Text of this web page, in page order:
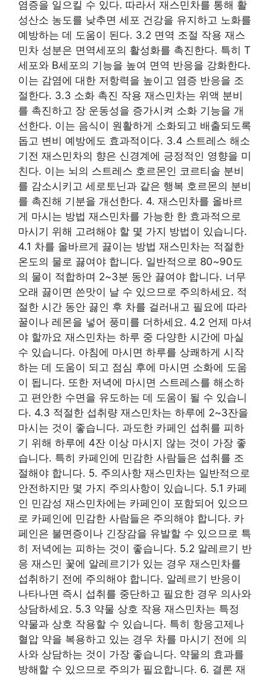
염증을 일으킬 수 있다. 따라서 재스민차를 통해 활
성산소 농도를 낮추면 세포 건강을 유지하고 노화를
예방하는 데 도움이 된다. 3.2 면역 조절 작용 재스
민차 성분은 면역세포의 활성화를 촉진한다. 특히 T
세포와 B세포의 기능을 높여 면역 반응을 강화한다.
이는 감염에 대한 저항력을 높이고 염증 반응을 조
절한다. 3.3 소화 촉진 작용 재스민차는 위액 분비
를 촉진하고 장 운동성을 증가시켜 소화 기능을 개
선한다. 이는 음식이 원활하게 소화되고 배출되도록
돕고 변비 예방에도 효과적이다. 3.4 스트레스 해소
기전 재스민차의 향은 신경계에 긍정적인 영향을 미
친다. 이는 뇌의 스트레스 호르몬인 코르티솔 분비
를 감소시키고 세로토닌과 같은 행복 호르몬의 분비
를 촉진해 기분을 개선한다. 4. 재스민차를 올바르
게 마시는 방법 재스민차를 가능한 한 효과적으로
마시기 위해 고려해야 할 몇 가지 방법이 있습니다.
4.1 차를 올바르게 끓이는 방법 재스민차는 적절한
온도의 물로 끓여야 합니다. 일반적으로 80~90도
의 물이 적합하며 2~3분 동안 끓여야 합니다. 너무
오래 끓이면 쓴맛이 날 수 있으므로 주의하세요. 적
절한 시간 동안 끓인 후 차를 걸러내고 필요에 따라
꿀이나 레몬을 넣어 풍미를 더하세요. 4.2 언제 마셔
야 할까요 재스민차는 하루 중 다양한 시간에 마실
수 있습니다. 아침에 마시면 하루를 상쾌하게 시작
하는 데 도움이 되고 점심 후에 마시면 소화에 도움
이 됩니다. 또한 저녁에 마시면 스트레스를 해소하
고 편안한 수면을 유도하는 데 도움이 될 수 있습니
다. 4.3 적절한 섭취량 재스민차는 하루에 2~3잔을
마시는 것이 좋습니다. 과도한 카페인 섭취를 피하
기 위해 하루에 4잔 이상 마시지 않는 것이 가장 좋
습니다. 특히 카페인에 민감한 사람들은 섭취를 조
절해야 합니다. 5. 주의사항 재스민차는 일반적으로
안전하지만 몇 가지 주의사항이 있습니다. 5.1 카페
인 민감성 재스민차에는 카페인이 포함되어 있으므
로 카페인에 민감한 사람들은 주의해야 합니다. 카
페인은 불면증이나 긴장감을 유발할 수 있으므로 특
히 저녁에는 피하는 것이 좋습니다. 5.2 알레르기 반
응 재스민 꽃에 알레르기가 있는 경우 재스민차를
섭취하기 전에 주의해야 합니다. 알레르기 반응이
나타나면 즉시 섭취를 중단하고 필요한 경우 의사와
상담하세요. 5.3 약물 상호 작용 재스민차는 특정
약물과 상호 작용할 수 있습니다. 특히 항응고제나
혈압 약을 복용하고 있는 경우 차를 마시기 전에 의
사와 상담하는 것이 가장 좋습니다. 약물의 효과를
방해할 수 있으므로 주의가 필요합니다. 6. 결론 재